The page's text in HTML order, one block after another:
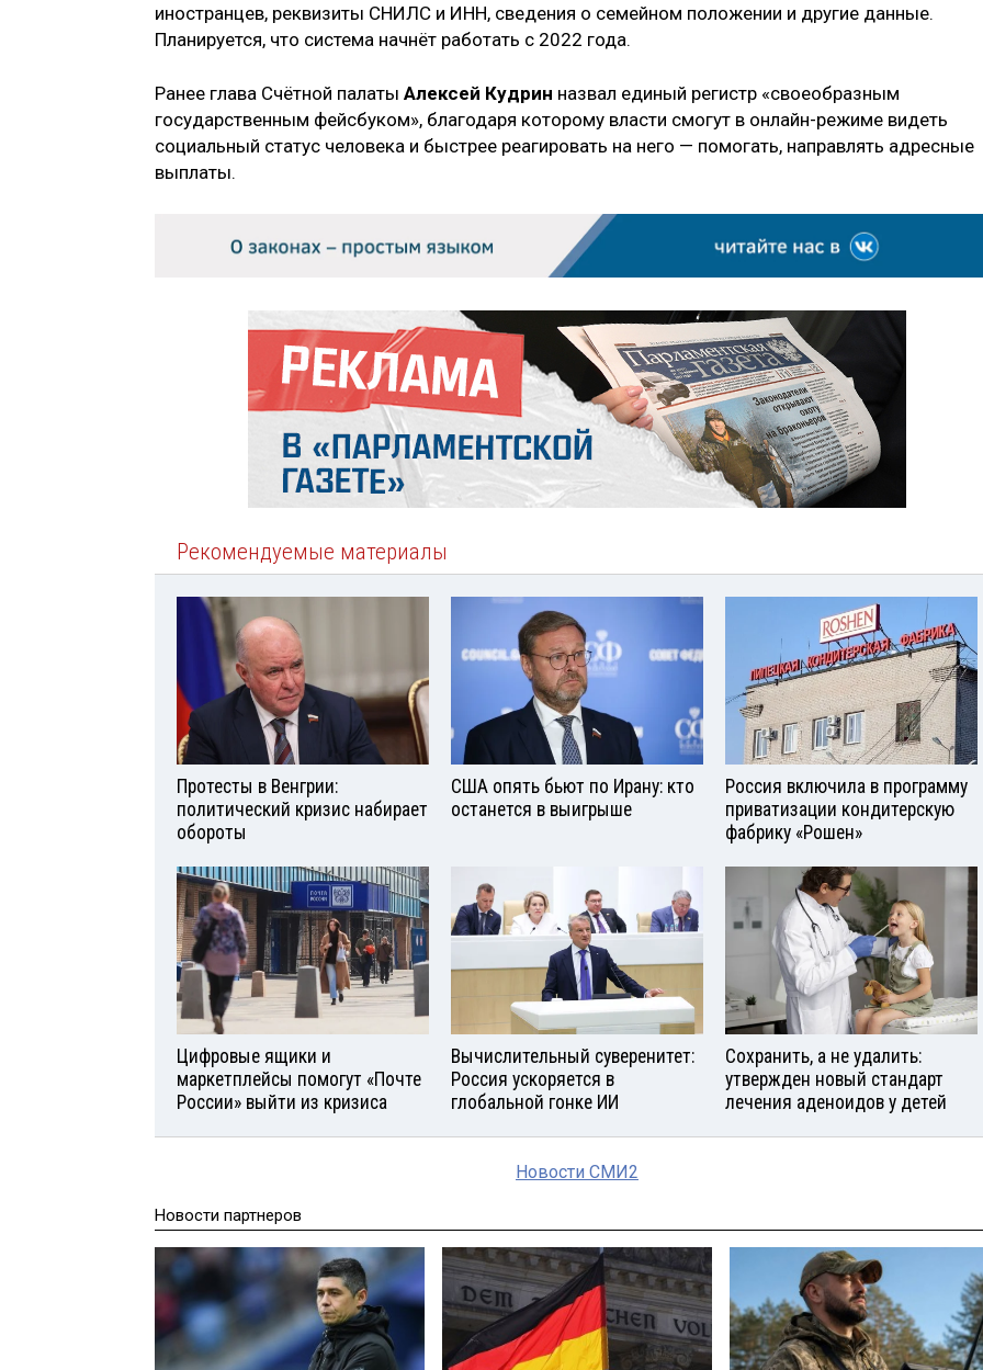
иностранцев, реквизиты СНИЛС и ИНН, сведения о семейном положении и другие данные.
Планируется, что система начнёт работать с 2022 года.
Ранее глава Счётной палаты Алексей Кудрин назвал единый регистр «своеобразным
государственным фейсбуком», благодаря которому власти смогут в онлайн-режиме видеть
социальный статус человека и быстрее реагировать на него — помогать, направлять адресные
выплаты.
Рекомендуемые материалы
Протесты в Венгрии:
политический кризис набирает
обороты
США опять бьют по Ирану: кто
останется в выигрыше
Россия включила в программу
приватизации кондитерскую
фабрику «Рошен»
Цифровые ящики и
маркетплейсы помогут «Почте
России» выйти из кризиса
Вычислительный суверенитет:
Россия ускоряется в
глобальной гонке ИИ
Сохранить, а не удалить:
утвержден новый стандарт
лечения аденоидов у детей
Новости СМИ2
Новости партнеров